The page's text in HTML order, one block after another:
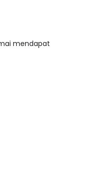
mendapat